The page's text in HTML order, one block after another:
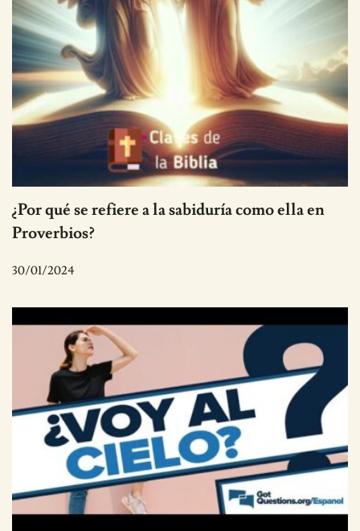
¿Por qué se refiere a la sabiduría como ella en
Proverbios?
30/01/2024